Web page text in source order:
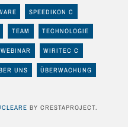
SPEEDIKON C
TEAM TECHNOLOGIE
WEBINAR WIRITEC C
UNS ÜBERWACHUNG
BY CRESTAPROJECT.